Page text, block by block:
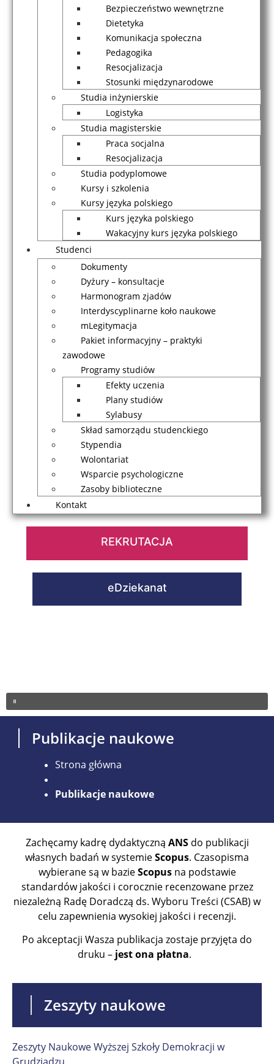
Bezpieczeństwo wewnętrzne
Dietetyka
Komunikacja społeczna
Pedagogika
Resocjalizacja
Stosunki międzynarodowe
Studia inżynierskie
Logistyka
Studia magisterskie
Praca socjalna
Resocjalizacja
Studia podyplomowe
Kursy i szkolenia
Kursy języka polskiego
Kurs języka polskiego
Wakacyjny kurs języka polskiego
Studenci
Dokumenty
Dyżury – konsultacje
Harmonogram zjadów
Interdyscyplinarne koło naukowe
mLegitymacja
Pakiet informacyjny – praktyki
zawodowe
Programy studiów
Efekty uczenia
Plany studiów
Sylabusy
Skład samorządu studenckiego
Stypendia
Wolontariat
Wsparcie psychologiczne
Zasoby biblioteczne
Kontakt
REKRUTACJA
eDziekanat
Publikacje naukowe
Strona główna
Publikacje naukowe
Zachęcamy kadrę dydaktyczną ANSdo publikacji
własnych badań w systemieScopus. Czasopisma
wybierane są w bazieScopusna podstawie
standardów jakości i corocznie recenzowane przez
niezależną Radę Doradczą ds. Wyboru Treści (CSAB) w
celu zapewnienia wysokiej jakości i recenzji.
Po akceptacji Wasza publikacja zostaje przyjęta do
druku – jest ona płatna.
Zeszyty naukowe
Zeszyty Naukowe Wyższej Szkoły Demokracji w